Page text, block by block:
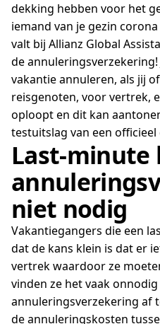
dekking hebben voor het
iemand van je gezin
valt bij Allianz Global
de annuleringsverzekering!
vakantie annuleren, als jij
reisgenoten, voor vertrek,
oploopt en dit kan
testuitslag van een
Last-minute
niet nodig
Vakantiegangers die een
dat de kans klein is dat er
vertrek waardoor ze
vinden ze het vaak
annuleringsverzekering af
de annuleringskosten